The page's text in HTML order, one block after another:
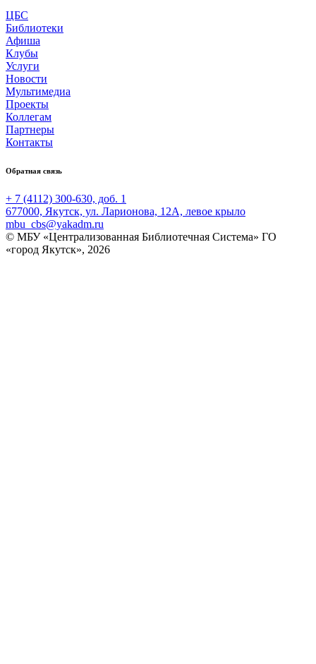
ЦБС
Библиотеки
Афиша
Клубы
Услуги
Новости
Мультимедиа
Проекты
Коллегам
Партнеры
Контакты
Обратная связь
+ 7 (4112) 300-630, доб. 1
677000, Якутск, ул. Ларионова, 12А, левое крыло
mbu_cbs@yakadm.ru
© МБУ «Централизованная Библиотечная Система» ГО
«город Якутск», 2026